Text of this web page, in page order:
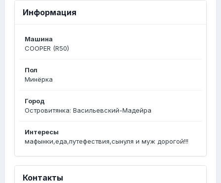
Информация
Машина
COOPER (R50)
Пол
Минёрка
Город
Островитянка: Васильевский-Мадейра
Интересы
мафынки,еда,путефествия,сынуля и муж дорогой!!!
Контакты